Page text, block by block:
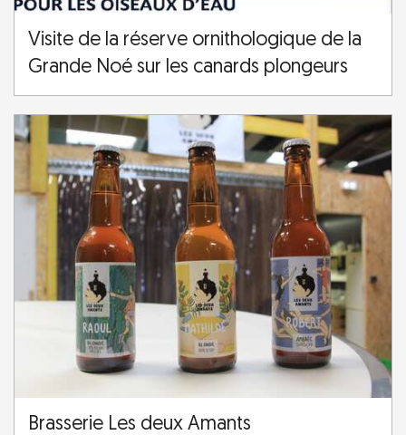
Visite de la réserve ornithologique de la
Grande Noé sur les canards plongeurs
Brasserie Les deux Amants